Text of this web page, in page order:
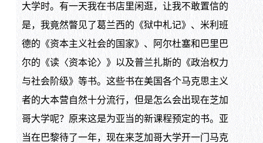
大学时。有一天我在书店里闲逛，让我不敢置信的
是，我竟然瞥见了葛兰西的《狱中札记》、米利班
德的《资本主义社会的国家》、阿尔杜塞和巴里巴
尔的《读〈资本论〉》以及普兰扎斯的《政治权力
与社会阶级》等书。这些书在美国各个马克思主义
者的大本营自然十分流行，但是怎么会出现在芝加
哥大学呢？原来这是为亚当的新课程预定的书。亚
当在巴黎待了一年，现在来芝加哥大学开一门马克